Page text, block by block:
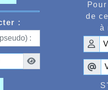
Ce
plus
de
de
même
terme
:
de
à